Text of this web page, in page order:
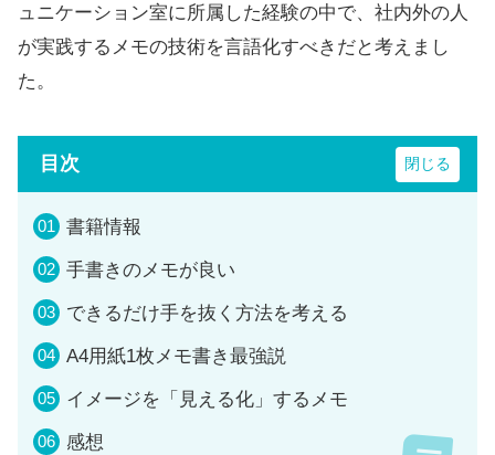
ュニケーション室に所属した経験の中で、社内外の人
が実践するメモの技術を言語化すべきだと考えまし
た。
目次
書籍情報
手書きのメモが良い
できるだけ手を抜く方法を考える
A4用紙1枚メモ書き最強説
イメージを「見える化」するメモ
感想